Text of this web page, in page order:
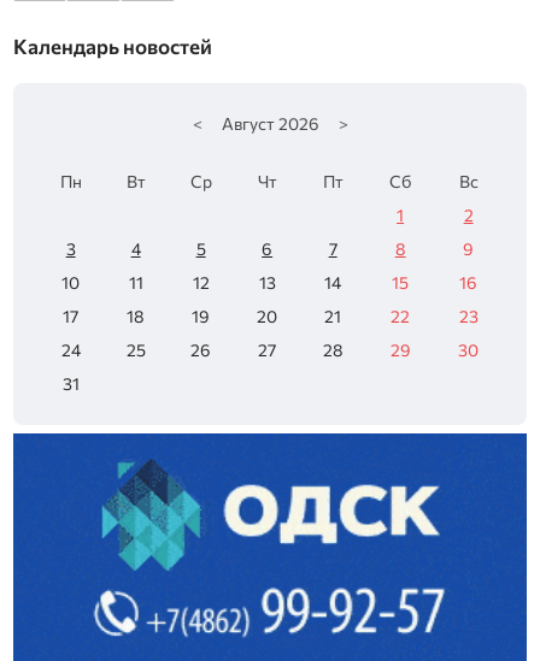
Календарь новостей
< Август 2026 >
Пн Вт Ср Чт Пт Сб
Вс
1
2
3
4 5 6 7 8
9
10
11 12 13 14 15
16
17
18 19 20 21 22
23
24
25 26 27 28 29
30
31